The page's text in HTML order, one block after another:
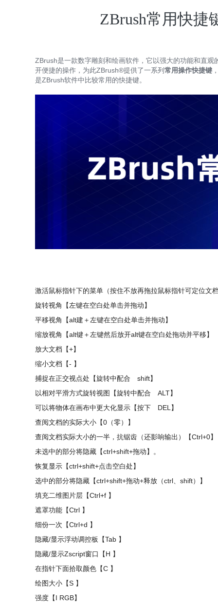
ZBrush常用快捷
ZBrush是一款数字雕刻和绘画软件，它以强大的功能和直
开便捷的操作，为此ZBrush®提供了一系列常用操作快捷键
是ZBrush软件中比较常用的快捷键。
激活鼠标指针下的菜单（按住不放再拖拉鼠标指针可定位文
旋转视角【左键在空白处单击并拖动】
平移视角【alt建＋左键在空白处单击并拖动】
缩放视角【alt键＋左键然后放开alt键在空白处拖动并平移】
放大文档【+】
缩小文档【- 】
捕捉在正交视点处【旋转中配合 shift】
以相对平滑方式旋转视图【旋转中配合 ALT】
可以将物体在画布中更大化显示【按下 DEL】
查阅文档的实际大小【0（零）】
查阅文档实际大小的一半，抗锯齿（还影响输出）【Ctrl+0】
未选中的部分将隐藏【ctrl+shift+拖动】。
恢复显示【ctrl+shift+点击空白处】
选中的部分将隐藏【ctrl+shift+拖动+释放（ctrl、shift）】
填充二维图片层【Ctrl+f 】
遮罩功能【Ctrl 】
细份一次【Ctrl+d 】
隐藏/显示浮动调控板【Tab 】
隐藏/显示Zscript窗口【H 】
在指针下面拾取颜色【C 】
绘图大小【S 】
强度【I RGB】